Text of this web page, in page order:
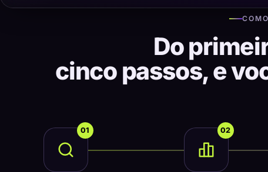
Do
cinco passos, e
01 02